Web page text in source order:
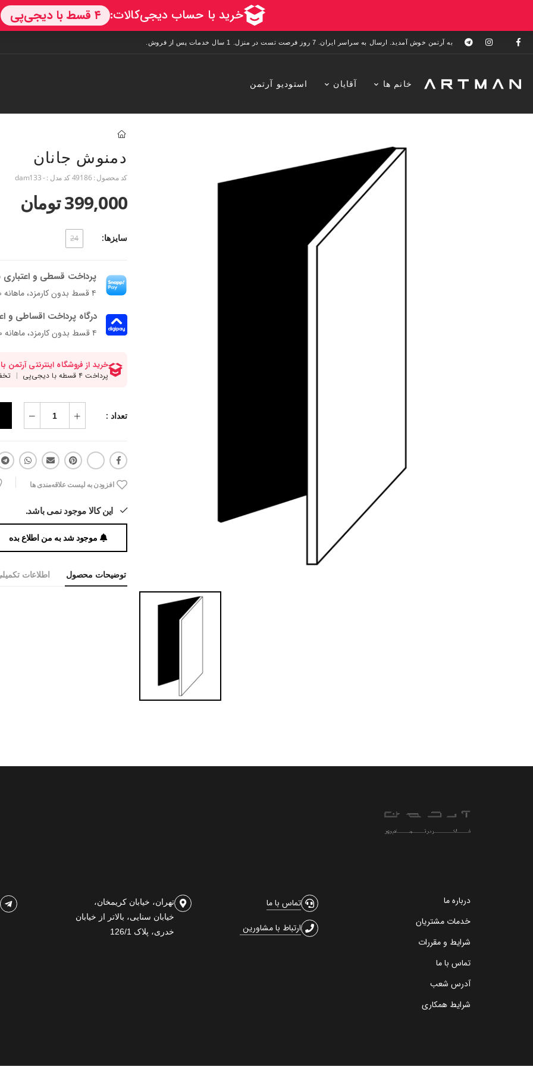
به آرتمن خوش آمدید. ارسال به سراسر ایران. 7 روز فرصت تست در منزل. 1 سال خدمات پس از فروش.
خانم ها آقایان استودیو آرتمن
دمنوش جانان
کد محصول : 49186کد مدل :- dam133
399,000 تومان
سایزها: 24
پرداخت قسطی و اعتباری
۴ قسط بدون کارمزد، ماهانه ۹۹٬۷۵۰ تومان
درگاه پرداخت اقساطی و
۴ قسط بدون کارمزد، ماهانه 99,750 تومان
تعداد :
افزودن به لیست علاقه‌مندی ها
این کالا موجود نمی باشد.
موجود شد به من اطلاع بده
توضیحات محصول اطلاعات
درباره ما
خدمات مشتریان
شرایط و مقررات
تماس با ما
آدرس شعب
شرایط همکاری
تماس با ما
ارتباط با مشاورین
تهران، خیابان کریمخان،
خیابان سنایی، بالاتر از خیابان
خدری، پلاک 126/1